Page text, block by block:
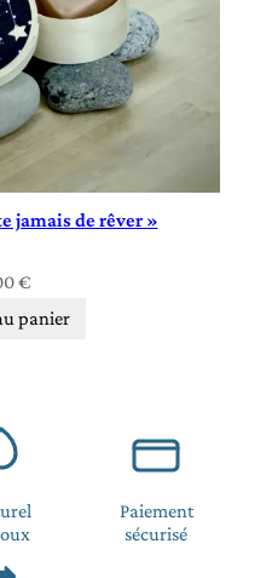
jamais de rêver »
€
panier
Paiement
sécurisé